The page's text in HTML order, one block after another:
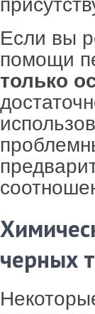
Если вы
помощи
только
черных